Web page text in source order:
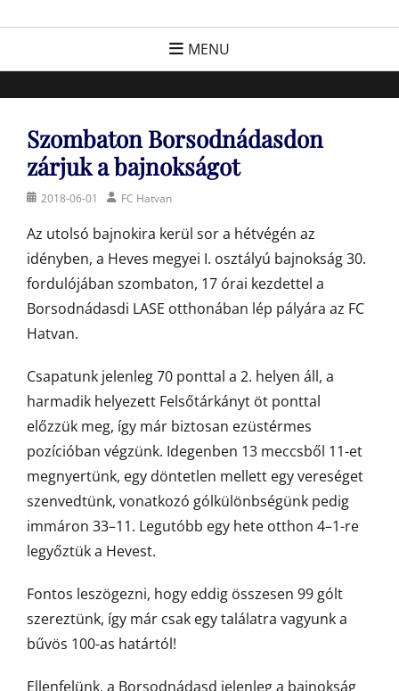
FC Hatvan
Egyesület a hatvani labdarúgásért, sportért!
MENU
Szombaton Borsodnádasdon
zárjuk a bajnokságot
Posted2018-06-01 AuthorFC Hatvan
Az utolsó bajnokira kerül sor a hétvégén az
idényben, a Heves megyei I. osztályú bajnokság 30.
fordulójában szombaton, 17 órai kezdettel a
Borsodnádasdi LASE otthonában lép pályára az FC
Hatvan.
Csapatunk jelenleg 70 ponttal a 2. helyen áll, a
harmadik helyezett Felsőtárkányt öt ponttal
előzzük meg, így már biztosan ezüstérmes
pozícióban végzünk. Idegenben 13 meccsből 11-et
megnyertünk, egy döntetlen mellett egy vereséget
szenvedtünk, vonatkozó gólkülönbségünk pedig
immáron 33–11. Legutóbb egy hete otthon 4–1-re
legyőztük a Hevest.
Fontos leszögezni, hogy eddig összesen 99 gólt
szereztünk, így már csak egy találatra vagyunk a
bűvös 100-as határtól!
Ellenfelünk, a Borsodnádasd jelenleg a bajnokság